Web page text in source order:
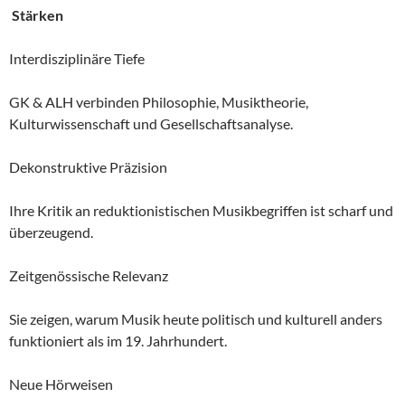
Stärken
Interdisziplinäre Tiefe
GK & ALH verbinden Philosophie, Musiktheorie,
Kulturwissenschaft und Gesellschaftsanalyse.
Dekonstruktive Präzision
Ihre Kritik an reduktionistischen Musikbegriffen ist scharf und
überzeugend.
Zeitgenössische Relevanz
Sie zeigen, warum Musik heute politisch und kulturell anders
funktioniert als im 19. Jahrhundert.
Neue Hörweisen